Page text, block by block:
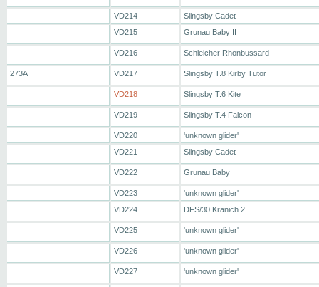
VD214
Slingsby Cadet
VD215
Grunau Baby II
VD216 Schleicher Rhonbussard
273A VD217 Slingsby T.8 Kirby Tutor
VD218 Slingsby T.6 Kite
VD219 Slingsby T.4 Falcon
VD220
'unknown glider'
VD221
Slingsby Cadet
VD222 Grunau Baby
VD223
'unknown glider'
VD224
DFS/30 Kranich 2
VD225 'unknown glider'
VD226 'unknown glider'
VD227 'unknown glider'